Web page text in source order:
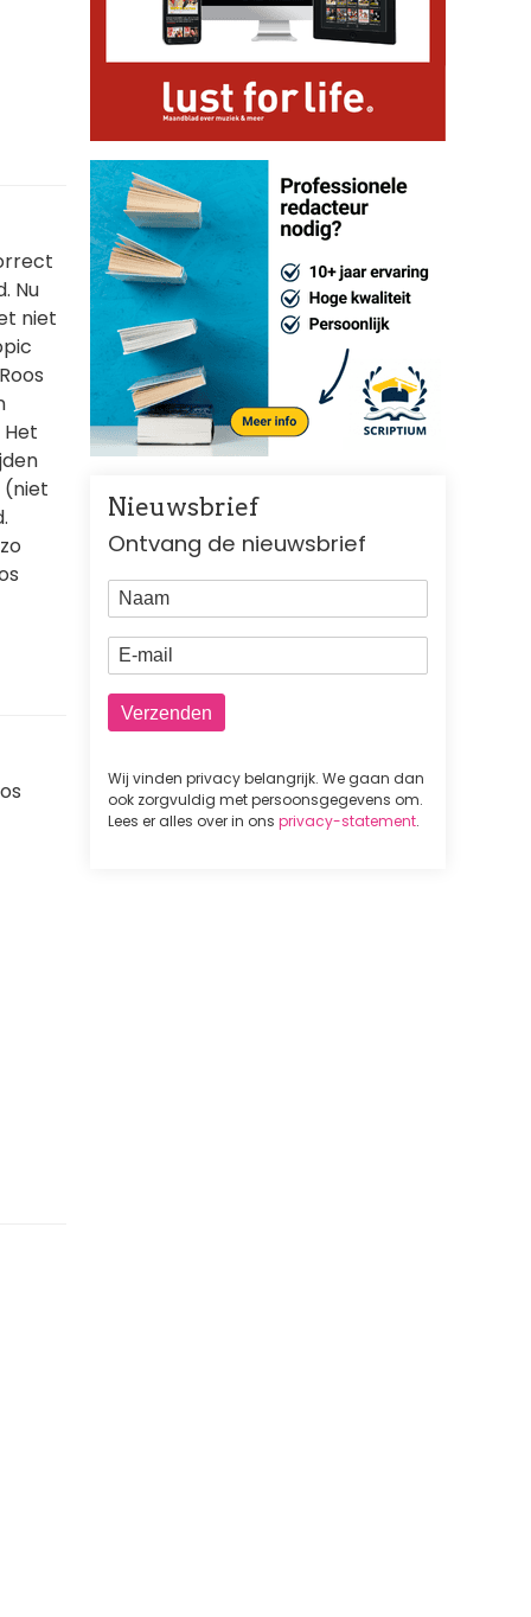
Nu
niet
(niet
Nieuwsbrief
Ontvang de nieuwsbrief
Naam
E-mail
Wij vinden privacy belangrijk. We gaan dan
ook zorgvuldig met persoonsgegevens om.
Lees er alles over in ons privacy-statement.